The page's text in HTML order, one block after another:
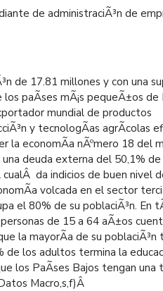
de administraciÃ³n de
de 17.81 millones y con una
los paÃ­ses mÃ¡s pequeÃ±os de
mundial de productos
y tecnologÃ­as agrÃ­colas
la economÃ­a nÃºmero 18 del
deuda externa del 50,1% de
da indicios de buen nivel
volcada en el sector
el 80% de su poblaciÃ³n. En
de 15 a 64 aÃ±os
la mayorÃ­a de su poblaciÃ³n
de los adultos termina la
los PaÃ­ses Bajos tengan una
Macro,s,f)Â